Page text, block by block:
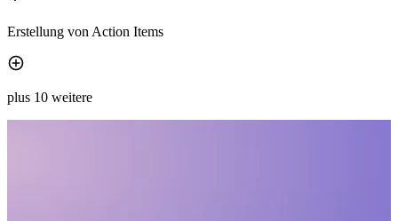
Erstellung von Action Items
plus 10 weitere